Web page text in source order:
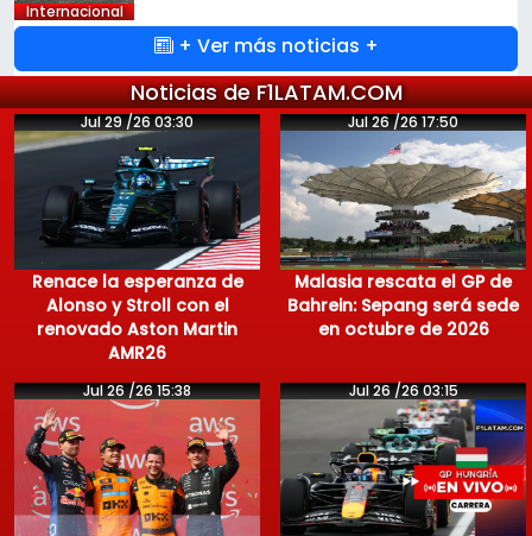
Internacional
+ Ver más noticias +
Noticias de F1LATAM.COM
Jul 29 /26 03:30
Renace la esperanza de
Alonso y Stroll con el
renovado Aston Martin
AMR26
Jul 26 /26 17:50
Malasia rescata el GP de
Bahrein: Sepang será sede
en octubre de 2026
Jul 26 /26 15:38 Jul 26 /26 03:15